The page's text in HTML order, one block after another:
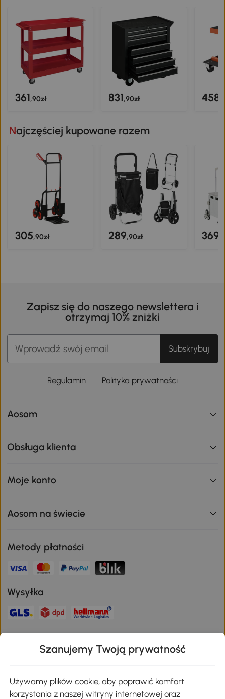
361,90zł 831,90zł 458
Najczęściej kupowane razem
305,90zł 289,90zł 369
Zapisz się do naszego newslettera i
otrzymaj 10% zniżki
Subskrybuj
Regulamin Polityka prywatności
Aosom
Obsługa klienta
Moje konto
Aosom na świecie
Metody płatności
Wysyłka
Pobierz aplikację Aosom
Szanujemy Twoją prywatność
Używamy plików cookie, aby poprawić komfort
korzystania z naszej witryny internetowej oraz